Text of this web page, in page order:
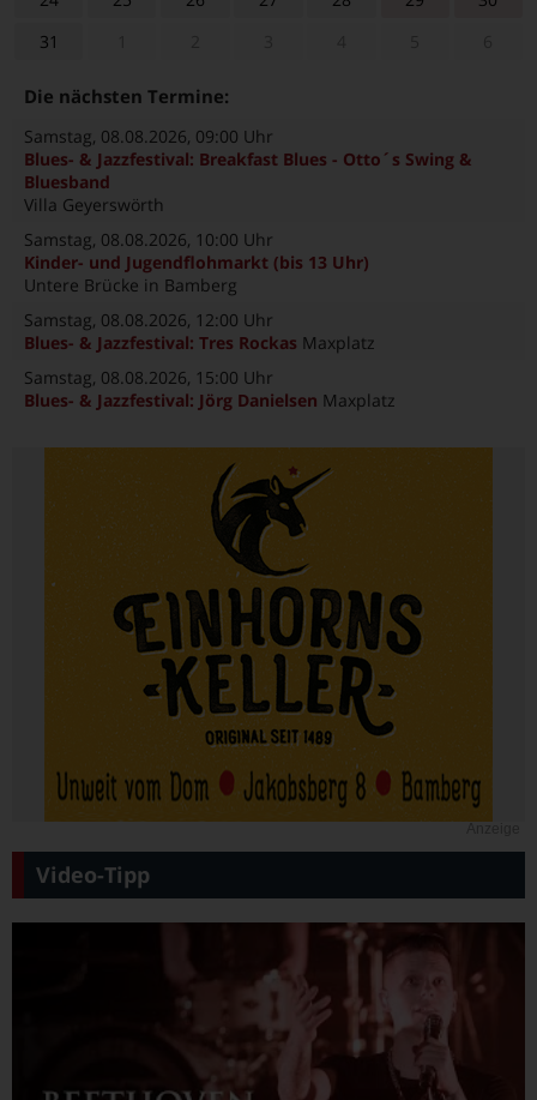
31
Die nächsten Termine:
Samstag, 08.08.2026, 09:00 Uhr
Blues- & Jazzfestival: Breakfast Blues - Otto´s Swing &
Bluesband
Villa Geyerswörth
Samstag, 08.08.2026, 10:00 Uhr
Kinder- und Jugendflohmarkt (bis 13 Uhr)
Untere Brücke in Bamberg
Samstag, 08.08.2026, 12:00 Uhr
Blues- & Jazzfestival: Tres Rockas Maxplatz
Samstag, 08.08.2026, 15:00 Uhr
Blues- & Jazzfestival: Jörg Danielsen Maxplatz
Video-Tipp